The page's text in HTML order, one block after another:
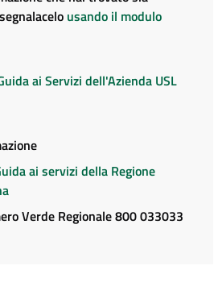
usando il modulo
ai Servizi dell'Azienda USL
ai servizi della Regione
Verde Regionale 800 033033